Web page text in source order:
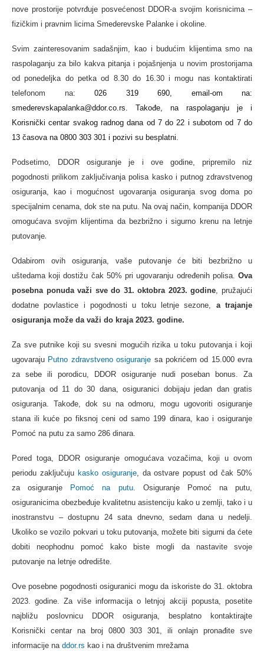
nove prostorije potvrđuje posvećenost DDOR-a svojim korisnicima –
fizičkim i pravnim licima Smederevske Palanke i okoline.
Svim zainteresovanim sadašnjim, kao i budućim klijentima smo na
raspolaganju za bilo kakva pitanja i pojašnjenja u novim prostorijama
od ponedeljka do petka od 8.30 do 16.30 i mogu nas kontaktirati
telefonom na: 026 319 690, email-om na:
smederevskapalanka@ddor.co.rs. Takođe, na raspolaganju je i
Korisnički centar svakog radnog dana od 7 do 22 i subotom od 7 do
13 časova na 0800 303 301 i pozivi su besplatni.
Podsetimo,
DDOR osiguranje je i ove godine, pripremilo niz
pogodnostiprilikom zaključivanja polisa kasko i putnog zdravstvenog
osiguranja, kao i mogućnost ugovaranja osiguranja svog doma po
specijalnim cenama, dok ste na putu. Na ovaj način, kompanija DDOR
omogućava svojim klijentima da bezbrižno i sigurno krenu na letnje
putovanje.
Odabirom ovih osiguranja, vaše putovanje će biti bezbrižno u
uštedama koji dostižu čak 50% pri ugovaranju određenih polisa. Ova
posebna ponuda važi sve do 31. oktobra 2023. godine, pružajući
dodatne povlastice i pogodnosti u toku letnje sezone, a trajanje
osiguranja može da važi do kraja 2023. godine.
Za sve putnike koji su svesni mogućih rizika u toku putovanja i koji
ugovaraju Putno zdravstveno osiguranje sa pokrićem od 15.000 evra
za sebe ili porodicu, DDOR osiguranje nudi poseban bonus. Za
putovanja od 11 do 30 dana, osiguranici dobijaju jedan dan gratis
osiguranja. Takođe, dok su na odmoru, mogu ugovoriti osiguranje
stana ili kuće po fiksnoj ceni od samo 199 dinara, kao i osiguranje
Pomoć na putu za samo 286 dinara.
Pored toga, DDOR osiguranje omogućava vozačima, koji u ovom
periodu zaključuju kasko osiguranje, da ostvare popust od čak 50%
za osiguranje
Pomoć na putu. Osiguranje Pomoć na putu,
osiguranicima obezbeđuje kvalitetnu asistenciju kako u zemlji, tako i u
inostranstvu – dostupnu 24 sata dnevno, sedam dana u nedelji.
Ukoliko se vozilo pokvari u toku putovanja, možete biti sigurni da ćete
dobiti neophodnu pomoć kako biste mogli da nastavite svoje
putovanje na letnje odredište.
Ove posebne pogodnosti osiguranici mogu da iskoriste do 31. oktobra
2023. godine. Za više informacija o letnjoj akciji popusta, posetite
najbližu poslovnicu DDOR osiguranja, besplatno kontaktirajte
Korisnički centar na broj 0800 303 301, ili onlajn pronađite sve
informacije na ddor.rs kao i na društvenim mrežama